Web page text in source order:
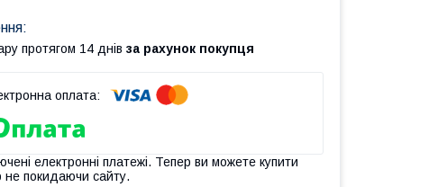
протягом 14 днів за рахунок покупця
електронні платежі. Тепер ви можете купити
не покидаючи сайту.